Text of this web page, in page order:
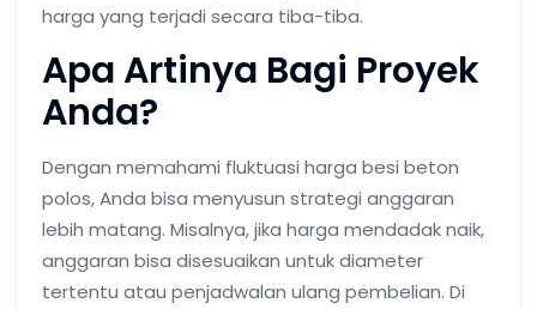
harga yang terjadi secara tiba-tiba.
Apa Artinya Bagi Proyek
Anda?
Dengan memahami fluktuasi harga besi beton
polos, Anda bisa menyusun strategi anggaran
lebih matang. Misalnya, jika harga mendadak naik,
anggaran bisa disesuaikan untuk diameter
tertentu atau penjadwalan ulang pembelian. Di